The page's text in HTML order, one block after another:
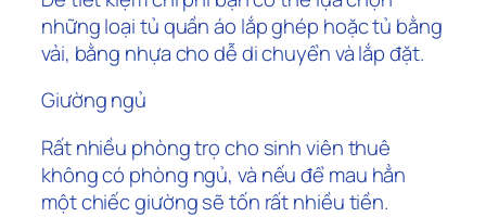
những loại tủ quần áo lắp ghép hoặc tủ bằng
vải, bằng nhựa cho dễ di chuyển và lắp đặt.
Giường ngủ
Rất nhiều phòng trọ cho sinh viên thuê
không có phòng ngủ, và nếu để mau hẳn
một chiếc giường sẽ tốn rất nhiều tiền.